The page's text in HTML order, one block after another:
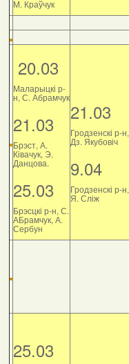
М. Краўчук
20.03
Маларыцкі р-
н, С. Абрамчук
21.03
Брэст, А.
Ківачук, Э.
Данцова.
25.03
Брэсцкі р-н, С.
АБрамчук, А.
Сербун
21.03
Гродзенскі р-н,
Дз. Якубовіч
9.04
Гродзенскі р-н,
Я. Сліж
25.03